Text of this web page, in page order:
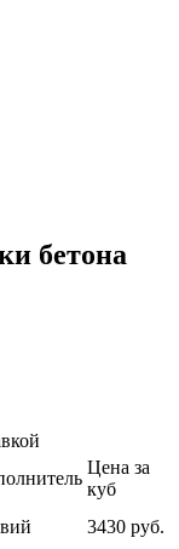
бетона
Цена за
куб
3430 руб.